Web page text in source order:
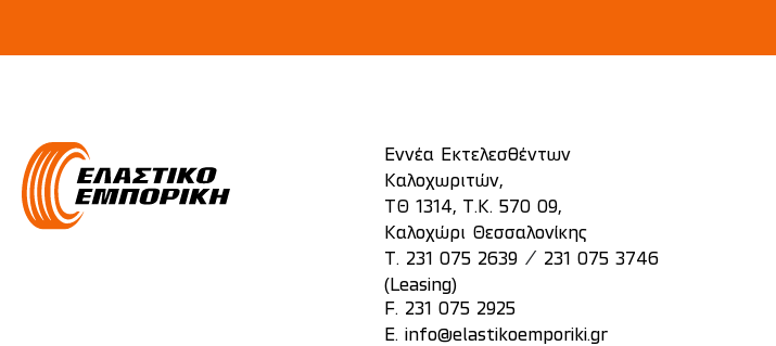
Εννέα Εκτελεσθέντων
Καλοχωριτών,
ΤΘ 1314, Τ.Κ. 570 09,
Καλοχώρι Θεσσαλονίκης
T. 231 075 2639/
231 075 3746
(Leasing)
F. 231 075 2925
E.
info@elastikoemporiki.gr